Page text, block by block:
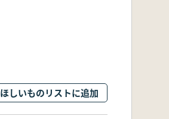
ほしいものリストに追加